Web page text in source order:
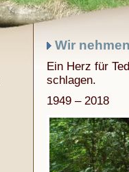
Wir
Ein Herz für
schlagen.
1949 – 2018